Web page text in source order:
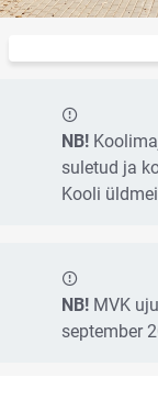
NB!
suletud ja
Kooli
NB! MVK
september